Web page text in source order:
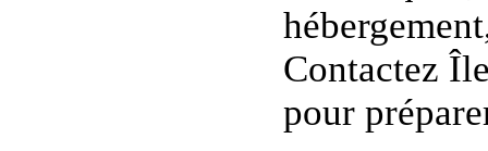
Contactez
pour